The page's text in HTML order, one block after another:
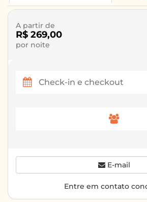
A partir de
R$ 269,00
por noite
E-mail
Entre em contato